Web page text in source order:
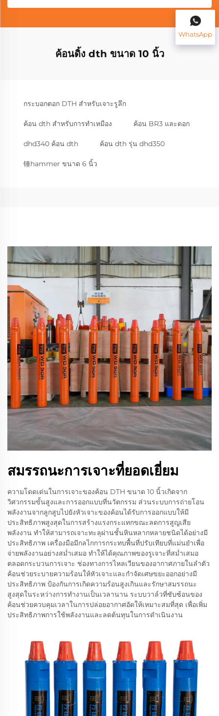
ค้อนดิ้ง dth ขนาด 10 นิ้ว
กระบอกตอก DTH สำหรับเจาะรูลึก
ค้อน dth สำหรับการทำเหมือง ค้อน BR3 และดอก
dhd340 ค้อน dth ค้อน dth รุ่น dhd350
锺hammer ขนาด 6 นิ้ว
สมรรถนะการเจาะที่ยอดเยี่ยม
ความโดดเด่นในการเจาะของค้อน DTH ขนาด 10 นิ้วเกิดจาก
วิศวกรรมขั้นสูงและการออกแบบที่นวัตกรรม ส่วนระบบการถ่ายโอน
พลังงานจากลูกสูบไปยังหัวเจาะของค้อนได้รับการออกแบบให้มี
ประสิทธิภาพสูงสุดในการสร้างแรงกระแทกขณะลดการสูญเสีย
พลังงาน ทำให้สามารถเจาะทะลุผ่านชั้นหินหลากหลายชนิดได้อย่างมี
ประสิทธิภาพ เครื่องมือมีกลไกการกระทบพื้นที่ปรับเทียบที่แม่นยำเพื่อ
จ่ายพลังงานอย่างสม่ำเสมอ ทำให้ได้คุณภาพของรูเจาะที่สม่ำเสมอ
ตลอดกระบวนการเจาะ ช่องทางการไหลเวียนของอากาศภายในลำตัว
ค้อนช่วยระบายความร้อนให้หัวเจาะและกำจัดเศษขยะออกอย่างมี
ประสิทธิภาพ ป้องกันการเกิดความร้อนสูงเกินและรักษาสมรรถนะ
สูงสุดในระหว่างการทำงานเป็นเวลานาน ระบบวาล์วที่ซับซ้อนของ
ค้อนช่วยควบคุมเวลาในการปล่อยอากาศอัดให้เหมาะสมที่สุด เพื่อเพิ่ม
ประสิทธิภาพการใช้พลังงานและลดต้นทุนในการดำเนินงาน
WhatsApp